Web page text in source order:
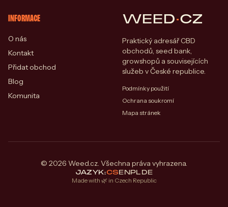
INFORMACE
O nás
Kontakt
Přidat obchod
Blog
Komunita
WEED·CZ
Praktický adresář CBD
obchodů, seed bank,
growshopů a souvisejících
služeb v České republice.
Podmínky použití
Ochrana soukromí
Mapa stránek
© 2026 Weed.cz. Všechna práva vyhrazena.
JAZYK:CSENPLDE
Made with 🌿 in Czech Republic